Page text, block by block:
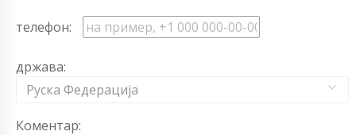
телефон:
држава:
Руска Федерација
Коментар: